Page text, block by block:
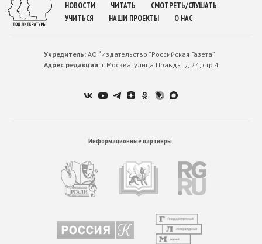
НОВОСТИ ЧИТАТЬ
СМОТРЕТЬ/СЛУШАТЬ
УЧИТЬСЯ
НАШИ ПРОЕКТЫ О НАС
Учредитель:АО “Издательство ”Российская Газета”
Адрес редакции:г.Москва, улица Правды. д.24, стр.4
Информационные партнеры: